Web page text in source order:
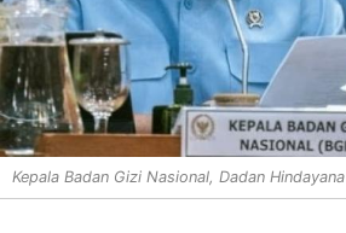
Kepala Badan Gizi Nasional, Dadan Hindayana